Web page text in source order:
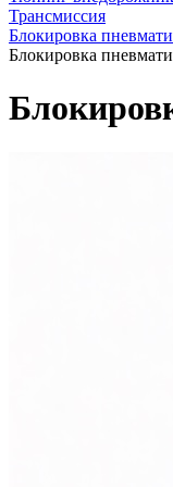
Трансмиссия
Блокировка
Блокировка